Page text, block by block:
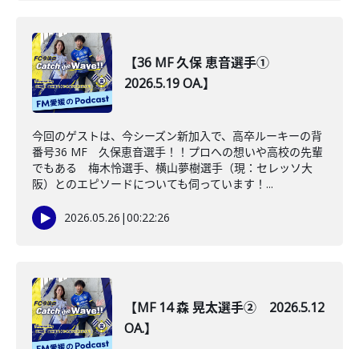
【36 MF 久保 恵音選手①
2026.5.19 OA.】
今回のゲストは、今シーズン新加入で、高卒ルーキーの背
番号36 MF 久保恵音選手！！プロへの想いや高校の先輩
でもある 梅木怜選手、横山夢樹選手（現：セレッソ大
阪）とのエピソードについても伺っています！...
2026.05.26 |00:22:26
【MF 14 森 晃太選手② 2026.5.12
OA.】